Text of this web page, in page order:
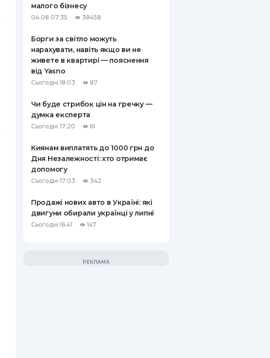
малого бізнесу
04.08 07:35 38458
Борги за світло можуть
нарахувати, навіть якщо ви не
живете в квартирі — пояснення
від Yasno
Сьогодні 18:03 87
Чи буде стрибок цін на гречку —
думка експерта
Сьогодні 17:20 61
Киянам виплатять до 1000 грн до
Дня Незалежності: хто отримає
допомогу
Сьогодні 17:03 342
Продажі нових авто в Україні: які
двигуни обирали українці у липні
Сьогодні 16:41 147